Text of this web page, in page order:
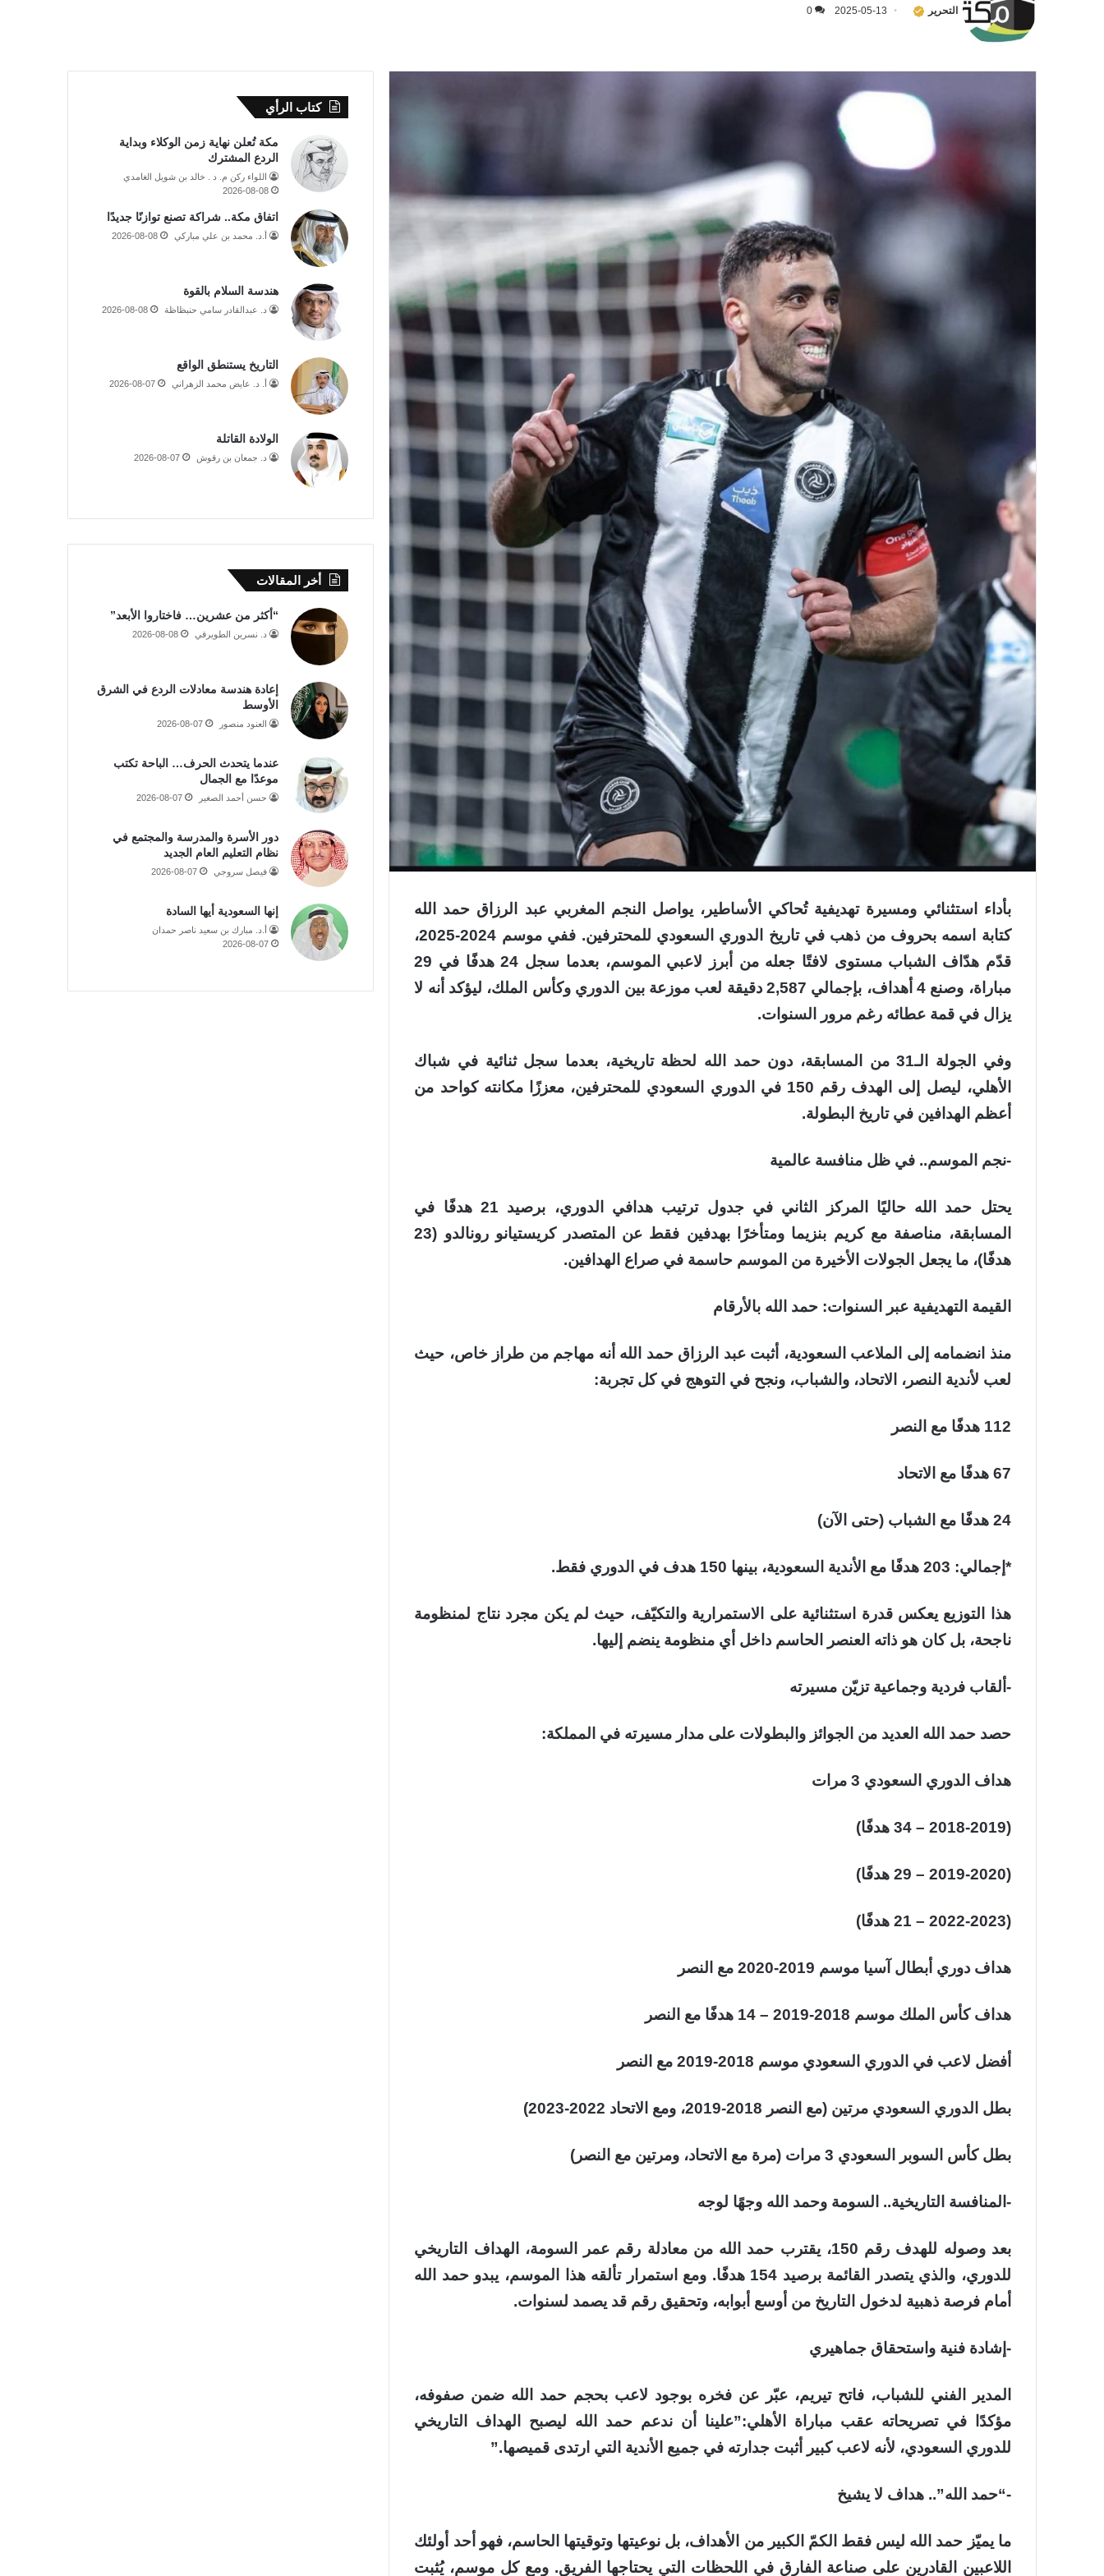
التحرير 2025-05-13
0
بأداء استثنائي ومسيرة تهديفية تُحاكي الأساطير، يواصل النجم المغربي عبد الرزاق حمد الله
كتابة اسمه بحروف من ذهب في تاريخ الدوري السعودي للمحترفين. ففي موسم 2024-2025،
قدّم هدّاف الشباب مستوى لافتًا جعله من أبرز لاعبي الموسم، بعدما سجل 24 هدفًا في 29
مباراة، وصنع 4 أهداف، بإجمالي 2,587 دقيقة لعب موزعة بين الدوري وكأس الملك، ليؤكد أنه لا
يزال في قمة عطائه رغم مرور السنوات.
وفي الجولة الـ31 من المسابقة، دون حمد الله لحظة تاريخية، بعدما سجل ثنائية في شباك
الأهلي، ليصل إلى الهدف رقم 150 في الدوري السعودي للمحترفين، معززًا مكانته كواحد من
أعظم الهدافين في تاريخ البطولة.
-نجم الموسم.. في ظل منافسة عالمية
يحتل حمد الله حاليًا المركز الثاني في جدول ترتيب هدافي الدوري، برصيد 21 هدفًا في
المسابقة، مناصفة مع كريم بنزيما ومتأخرًا بهدفين فقط عن المتصدر كريستيانو رونالدو (23
هدفًا)، ما يجعل الجولات الأخيرة من الموسم حاسمة في صراع الهدافين.
القيمة التهديفية عبر السنوات: حمد الله بالأرقام
منذ انضمامه إلى الملاعب السعودية، أثبت عبد الرزاق حمد الله أنه مهاجم من طراز خاص، حيث
لعب لأندية النصر، الاتحاد، والشباب، ونجح في التوهج في كل تجربة:
112 هدفًا مع النصر
67 هدفًا مع الاتحاد
24 هدفًا مع الشباب (حتى الآن)
*إجمالي: 203 هدفًا مع الأندية السعودية، بينها 150 هدف في الدوري فقط.
هذا التوزيع يعكس قدرة استثنائية على الاستمرارية والتكيّف، حيث لم يكن مجرد نتاج لمنظومة
ناجحة، بل كان هو ذاته العنصر الحاسم داخل أي منظومة ينضم إليها.
-ألقاب فردية وجماعية تزيّن مسيرته
حصد حمد الله العديد من الجوائز والبطولات على مدار مسيرته في المملكة:
هداف الدوري السعودي 3 مرات
(2018-2019 – 34 هدفًا)
(2019-2020 – 29 هدفًا)
(2022-2023 – 21 هدفًا)
هداف دوري أبطال آسيا موسم 2019-2020 مع النصر
هداف كأس الملك موسم 2018-2019 – 14 هدفًا مع النصر
أفضل لاعب في الدوري السعودي موسم 2018-2019 مع النصر
بطل الدوري السعودي مرتين (مع النصر 2018-2019، ومع الاتحاد 2022-2023)
بطل كأس السوبر السعودي 3 مرات (مرة مع الاتحاد، ومرتين مع النصر)
-المنافسة التاريخية.. السومة وحمد الله وجهًا لوجه
بعد وصوله للهدف رقم 150، يقترب حمد الله من معادلة رقم عمر السومة، الهداف التاريخي
للدوري، والذي يتصدر القائمة برصيد 154 هدفًا. ومع استمرار تألقه هذا الموسم، يبدو حمد الله
أمام فرصة ذهبية لدخول التاريخ من أوسع أبوابه، وتحقيق رقم قد يصمد لسنوات.
-إشادة فنية واستحقاق جماهيري
المدير الفني للشباب، فاتح تيريم، عبّر عن فخره بوجود لاعب بحجم حمد الله ضمن صفوفه،
مؤكدًا في تصريحاته عقب مباراة الأهلي:”علينا أن ندعم حمد الله ليصبح الهداف التاريخي
للدوري السعودي، لأنه لاعب كبير أثبت جدارته في جميع الأندية التي ارتدى قميصها.”
-“حمد الله”.. هداف لا يشيخ
ما يميّز حمد الله ليس فقط الكمّ الكبير من الأهداف، بل نوعيتها وتوقيتها الحاسم، فهو أحد أولئك
اللاعبين القادرين على صناعة الفارق في اللحظات التي يحتاجها الفريق. ومع كل موسم، يُثبت
كتاب الرأي
مكة تُعلن نهاية زمن الوكلاء وبداية
الردع المشترك
اللواء ركن م. د . خالد بن شويل الغامدي
2026-08-08
اتفاق مكة.. شراكة تصنع توازنًا جديدًا
أ.د. محمد بن علي مباركي 2026-08-08
هندسة السلام بالقوة
د. عبدالقادر سامي حنبظاظة 2026-08-08
التاريخ يستنطق الواقع
أ. د. عايض محمد الزهراني 2026-08-07
الولادة القاتلة
د. جمعان بن رقوش 2026-08-07
أخر المقالات
“أكثر من عشرين… فاختاروا الأبعد”
د. نسرين الطويرقي 2026-08-08
إعادة هندسة معادلات الردع في الشرق
الأوسط
العنود منصور 2026-08-07
عندما يتحدث الحرف… الباحة تكتب
موعدًا مع الجمال
حسن أحمد الصغير 2026-08-07
دور الأسرة والمدرسة والمجتمع في
نظام التعليم العام الجديد
فيصل سروجي 2026-08-07
إنها السعودية أيها السادة
أ.د. مبارك بن سعيد ناصر حمدان
2026-08-07